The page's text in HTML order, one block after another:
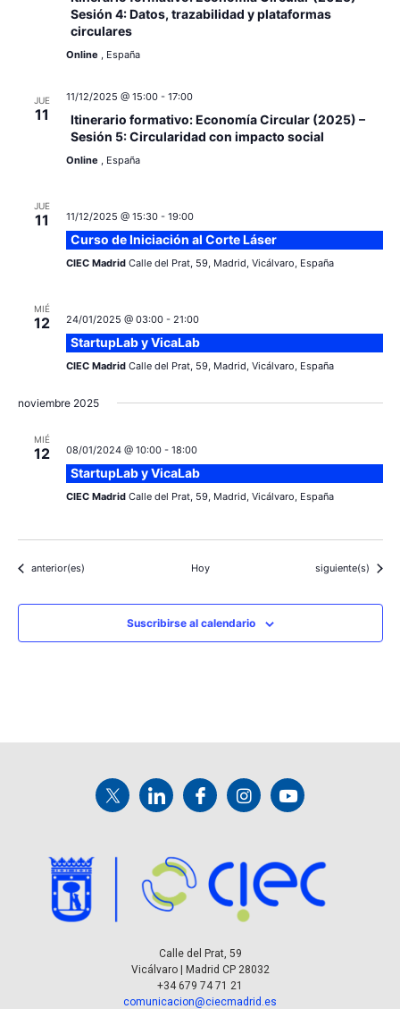
Sesión 4: Datos, trazabilidad y plataformas
circulares
Online , España
JUE
11
11/12/2025 @ 15:00- 17:00
Itinerario formativo: Economía Circular (2025) –
Sesión 5: Circularidad con impacto social
Online , España
JUE
11 11/12/2025 @ 15:30- 19:00
Curso de Iniciación al Corte Láser
CIEC Madrid Calle del Prat, 59, Madrid, Vicálvaro, España
MIÉ
12 24/01/2025 @ 03:00- 21:00
StartupLab y VicaLab
CIEC Madrid Calle del Prat, 59, Madrid, Vicálvaro, España
noviembre 2025
MIÉ
12 08/01/2024 @ 10:00- 18:00
StartupLab y VicaLab
CIEC Madrid Calle del Prat, 59, Madrid, Vicálvaro, España
Eventos
anterior(es) Hoy Eventos
siguiente(s)
Suscribirse al calendario
Calle del Prat, 59
Vicálvaro | Madrid CP 28032
+34 679 74 71 21
comunicacion@ciecmadrid.es